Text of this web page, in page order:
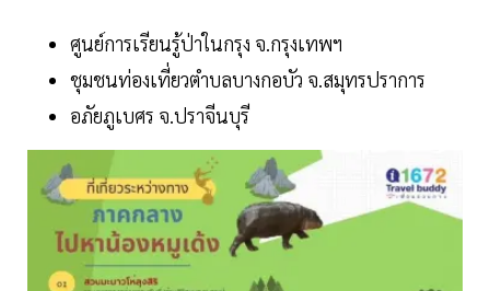
ศูนย์การเรียนรู้ป่าในกรุง จ.กรุงเทพฯ
ชุมชนท่องเที่ยวตำบลบางกอบัว จ.สมุทรปราการ
อภัยภูเบศร จ.ปราจีนบุรี